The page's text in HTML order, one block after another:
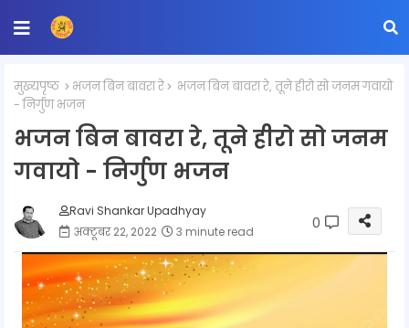
मुख्यपृष्ठ भजन बिन बावरा रे
भजन बिन बावरा रे, तूने हीरो सो जनम गवायो
- निर्गुण भजन
भजन बिन बावरा रे, तूने हीरो सो जनम
गवायो - निर्गुण भजन
Ravi Shankar Upadhyay
अक्टूबर 22, 2022
3 minute read 0